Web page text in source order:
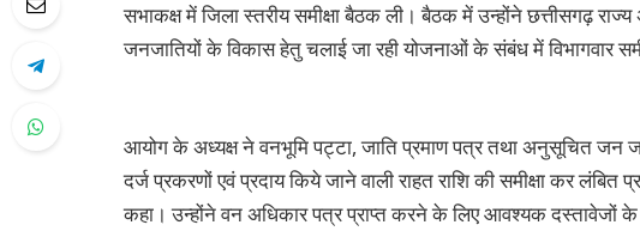
सभाकक्ष में जिला स्तरीय समीक्षा बैठक ली। बैठक में उन्होंने छत्तीसगढ़
जनजातियों के विकास हेतु चलाई जा रही योजनाओं के संबंध में विभागवार
आयोग के अध्यक्ष ने वनभूमि पट्टा, जाति प्रमाण पत्र तथा अनुसूचित जन
दर्ज प्रकरणों एवं प्रदाय किये जाने वाली राहत राशि की समीक्षा कर
कहा। उन्होंने वन अधिकार पत्र प्राप्त करने के लिए आवश्यक दस्तावेजों